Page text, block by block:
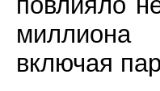
миллиона
включая